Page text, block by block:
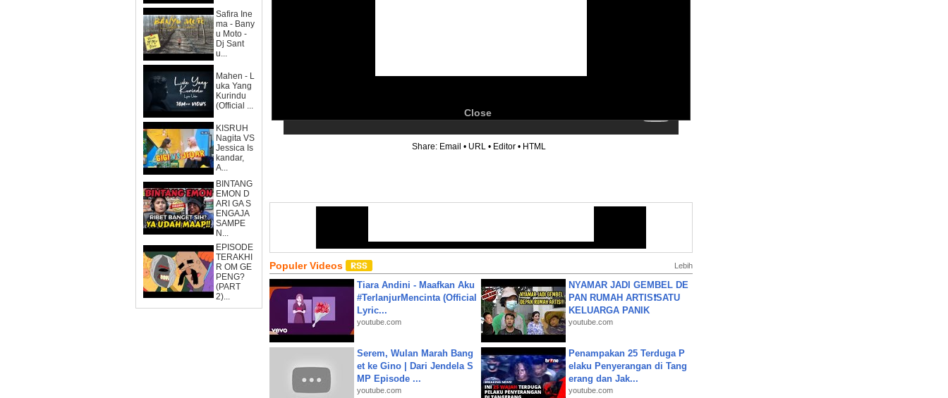
Safira Ine
ma - Bany
u Moto -
Dj Sant
u...
Mahen - L
uka Yang
Kurindu
(Official ...
KISRUH
Nagita VS
Jessica Is
kandar,
A...
BINTANG
EMON D
ARI GA S
ENGAJA
SAMPE
N...
EPISODE
TERAKHI
R OM GE
PENG?
(PART
2)...
Close
Share: Email • URL • Editor • HTML
Populer Videos Lebih
Tiara Andini - Maafkan Aku
#TerlanjurMencinta (Official
Lyric...
youtube.com
NYAMAR JADI GEMBEL DE
PAN RUMAH ARTIS❗SATU
KELUARGA PANIK
youtube.com
Serem, Wulan Marah Bang
et ke Gino | Dari Jendela S
MP Episode ...
youtube.com
Penampakan 25 Terduga P
elaku Penyerangan di Tang
erang dan Jak...
youtube.com